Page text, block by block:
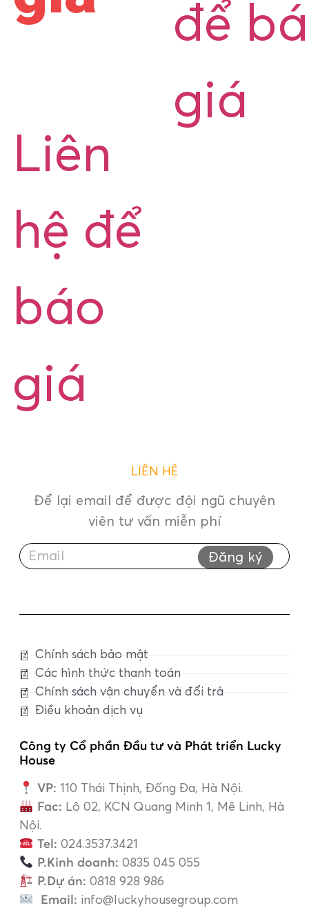
Liên
hệ để
báo
giá
để
giá
LIÊN HỆ
Để lại email để được đội ngũ chuyên
viên tư vấn miễn phí
Đăng ký
Chính sách bảo mật
Các hình thức thanh toán
Chính sách vận chuyển và đổi trả
Điều khoản dịch vụ
Công ty Cổ phần Đầu tư và Phát triển Lucky
House
VP: 110 Thái Thịnh, Đống Đa, Hà Nội.
Fac: Lô 02, KCN Quang Minh 1, Mê Linh, Hà
Nội.
Tel: 024.3537.3421
P.Kinh doanh: 0835 045 055
P.Dự án: 0818 928 986
Email: info@luckyhousegroup.com